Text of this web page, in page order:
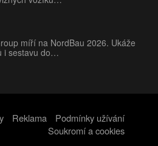
míří na NordBau 2026. Ukáže
i sestavu do…
Reklama
Podmínky užívání
Soukromí a cookies